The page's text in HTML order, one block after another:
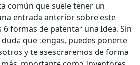
común que suele tener un
entrada anterior sobre este
6 formas de patentar una Idea. Sin
que tengas, puedes ponerte
y te asesoraremos de forma